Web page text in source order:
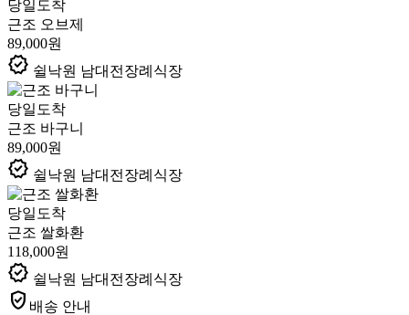
당일도착
근조 오브제
89,000원
verified 쉴낙원 남대전장례식장
당일도착
근조 바구니
89,000원
verified 쉴낙원 남대전장례식장
당일도착
근조 쌀화환
118,000원
verified 쉴낙원 남대전장례식장
verified_user 배송 안내